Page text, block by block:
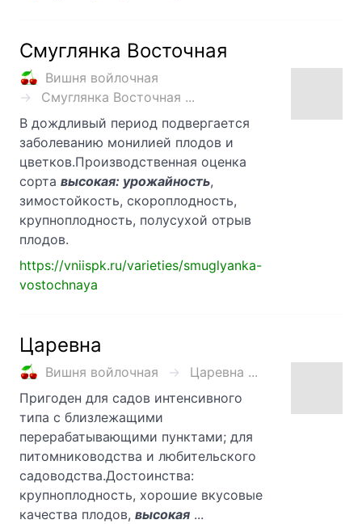
Смуглянка Восточная
Вишня войлочная
Смуглянка Восточная ...
В дождливый период подвергается
заболеванию монилией плодов и
цветков.Производственная оценка
сорта высокая: урожайность,
зимостойкость, скороплодность,
крупноплодность, полусухой отрыв
плодов.
https://vniispk.ru/varieties/smuglyanka-
vostochnaya
Царевна
Вишня войлочная
Царевна ...
Пригоден для садов интенсивного
типа с близлежащими
перерабатывающими пунктами; для
питомниководства и любительского
садоводства.Достоинства:
крупноплодность, хорошие вкусовые
качества плодов, высокая ...